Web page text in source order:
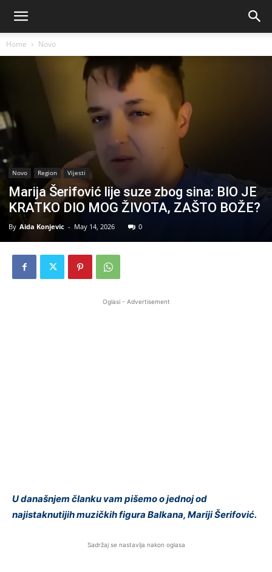
Home Novo
Novo Region Vijesti
Marija Šerifović lije suze zbog sina: BIO JE
KRATKO DIO MOG ŽIVOTA, ZAŠTO BOŽE?
By Aida Konjevic - May 14, 2026 0
Oglasi - Advertisement
U današnjem članku vam pišemo o jednoj od
najistaknutijih muzičkih figura Balkana, Mariji Šerifović.
Sadržaj se nastavlja nakon oglasa